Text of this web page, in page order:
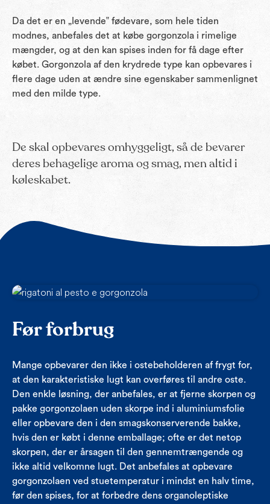
Da det er en „levende‟ fødevare, som hele tiden
modnes, anbefales det at købe gorgonzola i rimelige
mængder, og at den kan spises inden for få dage efter
købet. Gorgonzola af den krydrede type kan opbevares i
flere dage uden at ændre sine egenskaber sammenlignet
med den milde type.
De skal opbevares omhyggeligt, så de bevarer
deres behagelige aroma og smag, men altid i
køleskabet.
Før forbrug
Mange opbevarer den ikke i ostebeholderen af frygt for,
at den karakteristiske lugt kan overføres til andre oste.
Den enkle løsning, der anbefales, er at fjerne skorpen og
pakke gorgonzolaen uden skorpe ind i aluminiumsfolie
eller opbevare den i den smagskonserverende bakke,
hvis den er købt i denne emballage; ofte er det netop
skorpen, der er årsagen til den gennemtrængende og
ikke altid velkomne lugt. Det anbefales at opbevare
gorgonzolaen ved stuetemperatur i mindst en halv time,
før den spises, for at forbedre dens organoleptiske